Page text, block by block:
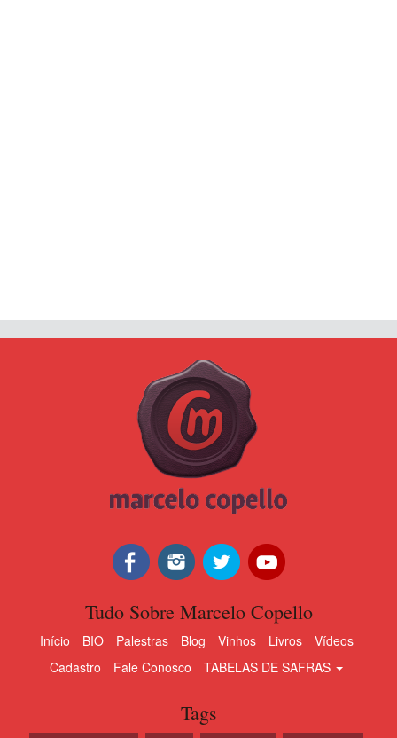
Tudo Sobre Marcelo Copello
Início BIO Palestras Blog Vinhos Livros
Vídeos
Cadastro
Fale Conosco TABELAS DE SAFRAS
Tags